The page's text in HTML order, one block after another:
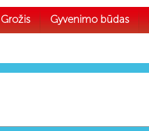
Grožis Gyvenimo būdas